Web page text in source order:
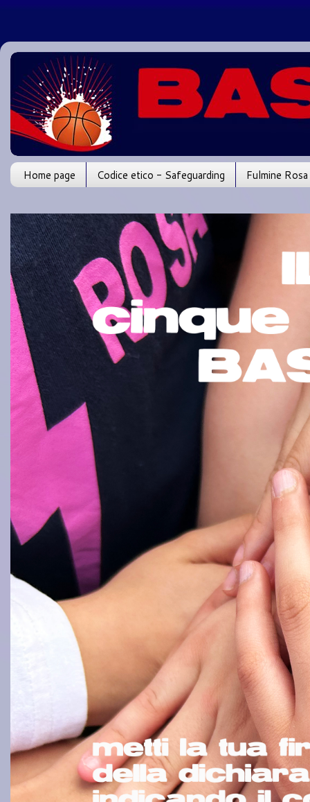
Home page Codice etico - Safeguarding Fulmine Rosa